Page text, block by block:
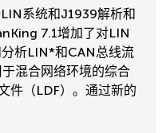
系统和J1939解析和
7.1增加了对LIN
析LIN*和CAN总线流
混合网络环境的综合
件（LDF）。通过新的